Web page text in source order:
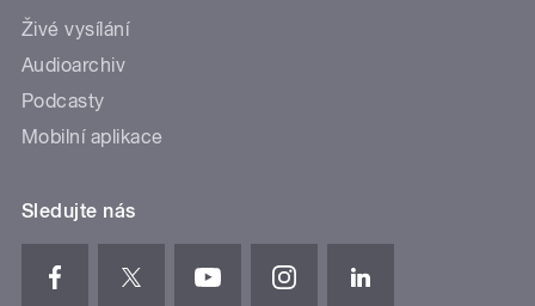
Živé vysílání
Audioarchiv
Podcasty
Mobilní aplikace
Sledujte nás